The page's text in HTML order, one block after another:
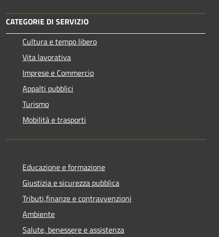
CATEGORIE DI SERVIZIO
Cultura e tempo libero
Vita lavorativa
Imprese e Commercio
Appalti pubblici
Turismo
Mobilità e trasporti
Educazione e formazione
Giustizia e sicurezza pubblica
Tributi,finanze e contravvenzioni
Ambiente
Salute, benessere e assistenza